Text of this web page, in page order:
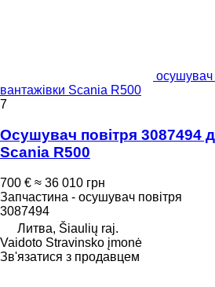
осушувач
вантажівки Scania R500
7
Осушувач повітря 3087494
Scania R500
700 € ≈ 36 010 грн
Запчастина - осушувач повітря
3087494
Литва, Šiaulių raj.
Vaidoto Stravinsko įmonė
Зв'язатися з продавцем